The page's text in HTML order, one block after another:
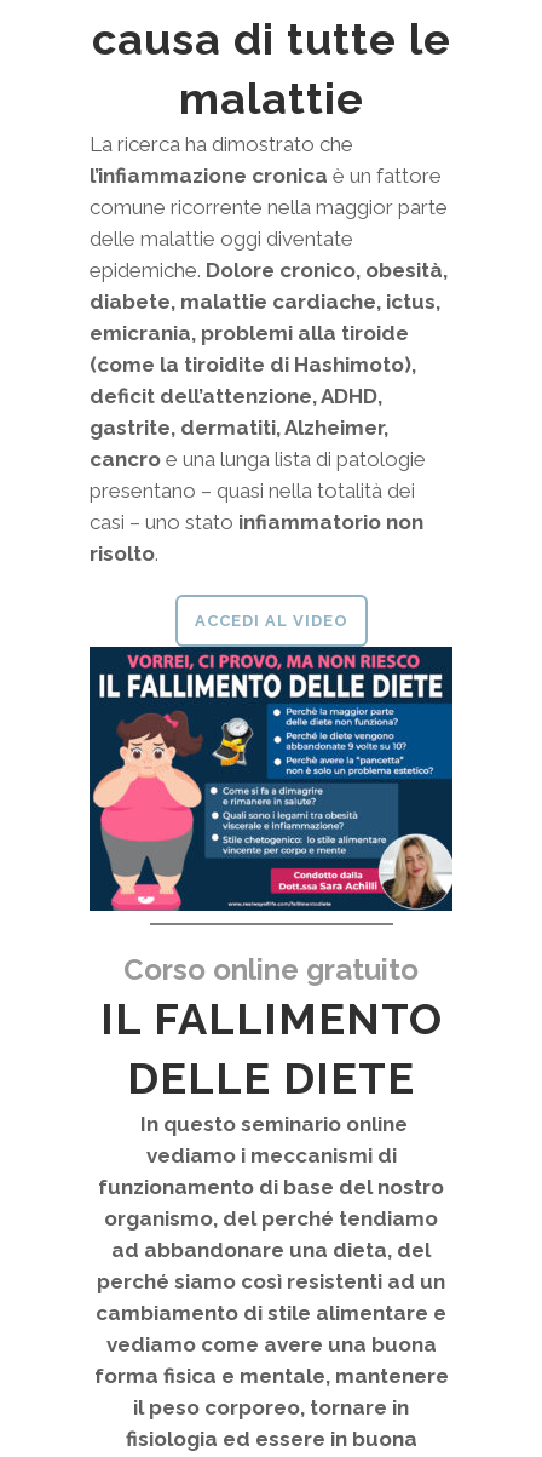
causa di tutte le
malattie
La ricerca ha dimostrato che
l’infiammazione cronica è un fattore
comune ricorrente nella maggior parte
delle malattie oggi diventate
epidemiche. Dolore cronico, obesità,
diabete, malattie cardiache, ictus,
emicrania, problemi alla tiroide
(come la tiroidite di Hashimoto),
deficit dell’attenzione, ADHD,
gastrite, dermatiti, Alzheimer,
cancro e una lunga lista di patologie
presentano – quasi nella totalità dei
casi – uno stato infiammatorio non
risolto.
ACCEDI AL VIDEO
Corso online gratuito
IL FALLIMENTO
DELLE DIETE
In questo seminario online
vediamo i meccanismi di
funzionamento di base del nostro
organismo, del perché tendiamo
ad abbandonare una dieta, del
perché siamo così resistenti ad un
cambiamento di stile alimentare e
vediamo come avere una buona
forma fisica e mentale, mantenere
il peso corporeo, tornare in
fisiologia ed essere in buona